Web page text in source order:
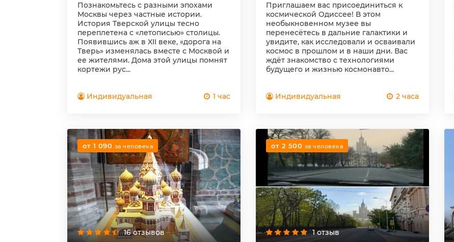
Познакомьтесь с разными эпохами
Москвы через частные истории.
История Тверской улицы тесно
переплетена с «летописью» столицы.
Появившись аж в XII веке, «дорога на
Тверь» изменялась вместе с Москвой и
ее жителями. Дома этой улицы помнят
кортежи рус...
Индивидуальная 1 час
Приглашаем вас присоединиться к
космической Одиссее! В этом
необыкновенном музее вы
перенесётесь в дальние галактики и
увидите, как исследовали и осваивали
космос в прошлом и в наши дни. Вас
ждёт знакомство с технологиями
будущего и жизнью космонавто...
Индивидуальная 2 часа
от 1 090 за человека
16 отзывов
от 2 500 за человека
1 отзыв